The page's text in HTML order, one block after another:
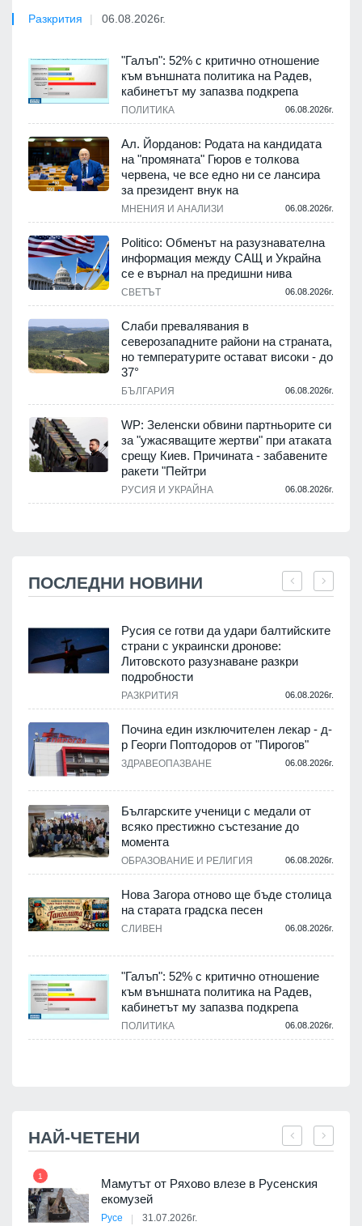
Разкрития 06.08.2026г.
"Галъп": 52% с критично отношение
към външната политика на Радев,
кабинетът му запазва подкрепа
ПОЛИТИКА 06.08.2026г.
Ал. Йорданов: Родата на кандидата
на "промяната" Гюров е толкова
червена, че все едно ни се лансира
за президент внук на
МНЕНИЯ И АНАЛИЗИ 06.08.2026г.
Politico: Обменът на разузнавателна
информация между САЩ и Украйна
се е върнал на предишни нива
СВЕТЪТ 06.08.2026г.
Слаби превалявания в
северозападните райони на страната,
но температурите остават високи - до
37°
БЪЛГАРИЯ 06.08.2026г.
WP: Зеленски обвини партньорите си
за "ужасяващите жертви" при атаката
срещу Киев. Причината - забавените
ракети "Пейтри
РУСИЯ И УКРАЙНА 06.08.2026г.
ПОСЛЕДНИ НОВИНИ
Русия се готви да удари балтийските
страни с украински дронове:
Литовското разузнаване разкри
подробности
РАЗКРИТИЯ 06.08.2026г.
Почина един изключителен лекар - д-
р Георги Поптодоров от "Пирогов"
ЗДРАВЕОПАЗВАНЕ 06.08.2026г.
Българските ученици с медали от
всяко престижно състезание до
момента
ОБРАЗОВАНИЕ И РЕЛИГИЯ 06.08.2026г.
Нова Загора отново ще бъде столица
на старата градска песен
СЛИВЕН 06.08.2026г.
"Галъп": 52% с критично отношение
към външната политика на Радев,
кабинетът му запазва подкрепа
ПОЛИТИКА 06.08.2026г.
НАЙ-ЧЕТЕНИ
1
Мамутът от Ряхово влезе в Русенския
екомузей
Русе 31.07.2026г.